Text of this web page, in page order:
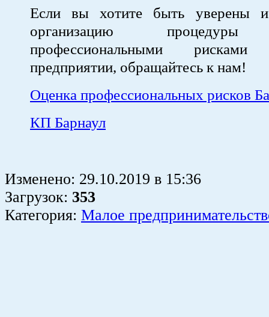
Если вы хотите быть уверены
организацию процедуры
профессиональными
предприятии, обращайтесь к нам!
Оценка профессиональных рисков
КП Барнаул
Изменено: 29.10.2019 в 15:36
Загрузок: 353
Категория: Малое